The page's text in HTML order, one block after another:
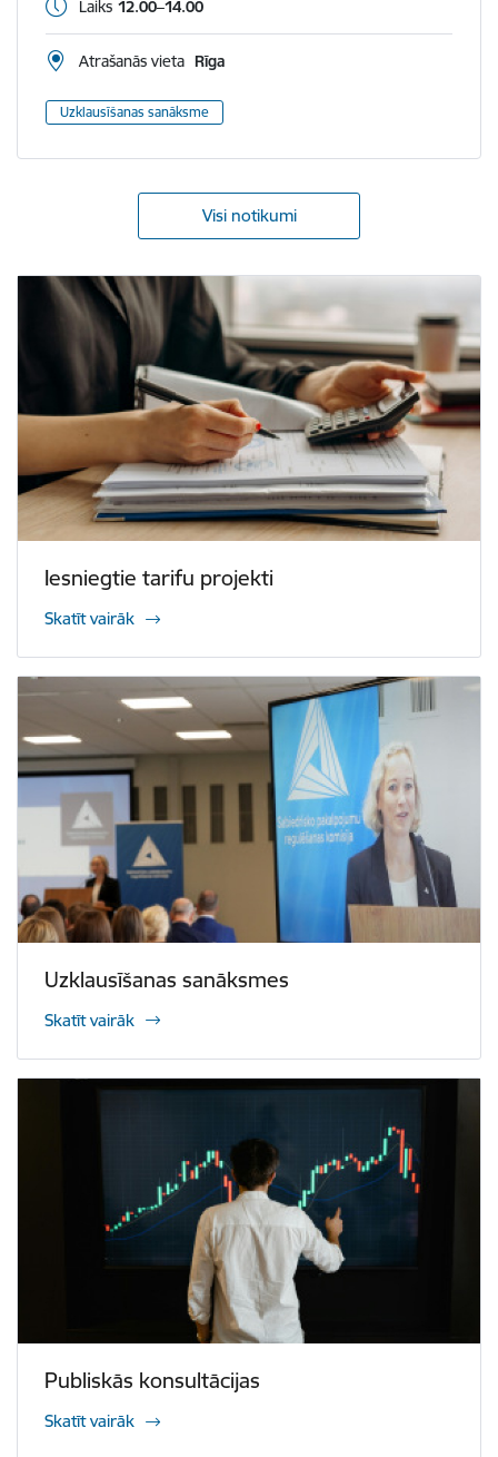
Laiks 12.00–14.00
Atrašanās vieta Rīga
Uzklausīšanas sanāksme
Visi notikumi
Iesniegtie tarifu projekti
Skatīt vairāk
Uzklausīšanas sanāksmes
Skatīt vairāk
Publiskās konsultācijas
Skatīt vairāk